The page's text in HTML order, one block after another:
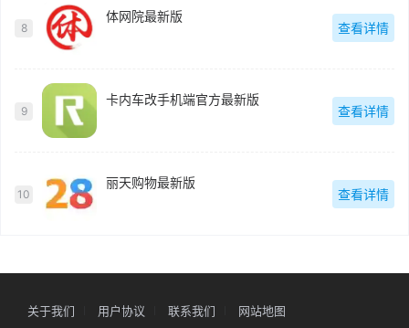
8
体网院最新版
查看详情
9
卡内车改手机端官方最新版
查看详情
10
丽天购物最新版
查看详情
关于我们 用户协议 联系我们 网站地图